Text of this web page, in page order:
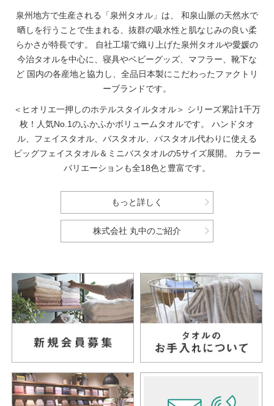
泉州地方で生産される「泉州タオル」は、
和泉山脈の天然水で
晒しを行うことで生まれる、抜群の吸水性と肌なじみの良い柔
らかさが特長です。
自社工場で織り上げた泉州タオルや愛媛の
今治タオルを中心に、寝具やベビーグッズ、マフラー、靴下な
ど 国内の各産地と協力し、全品日本製にこだわったファクトリ
ーブランドです。
＜ヒオリエ一押しのホテルスタイルタオル＞ シリーズ累計1千万
枚！人気No.1のふかふかボリュームタオルです。
ハンドタオ
ル、フェイスタオル、バスタオル、バスタオル代わりに使える
ビッグフェイスタオル＆ミニバスタオルの5サイズ展開。
カラー
バリエーションも全18色と豊富です。
もっと詳しく
株式会社 丸中のご紹介